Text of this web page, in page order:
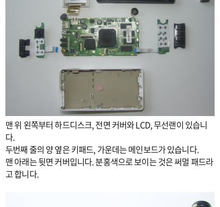
맨 위 왼쪽부터 하드디스크, 전면 커버와 LCD, 무선랜이 있습니
다.
두번째 줄의 양 옆은 키패드, 가운데는 메인보드가 있습니다.
맨 아래는 뒷면 커버입니다. 분홍색으로 보이는 것은 써멀 패드라
고 합니다.